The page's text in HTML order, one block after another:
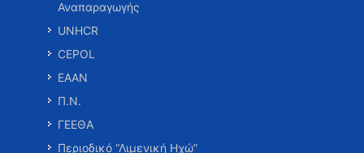
Αναπαραγωγής
UNHCR
CEPOL
ΕΑΑΝ
Π.Ν.
ΓΕΕΘΑ
Περιοδικό “Λιμενική Ηχώ”